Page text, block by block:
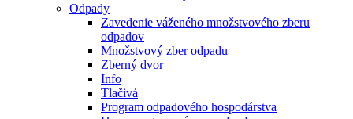
Odpady
Zavedenie váženého množstvového zberu
odpadov
Množstvový zber odpadu
Zberný dvor
Info
Tlačivá
Program odpadového hospodárstva